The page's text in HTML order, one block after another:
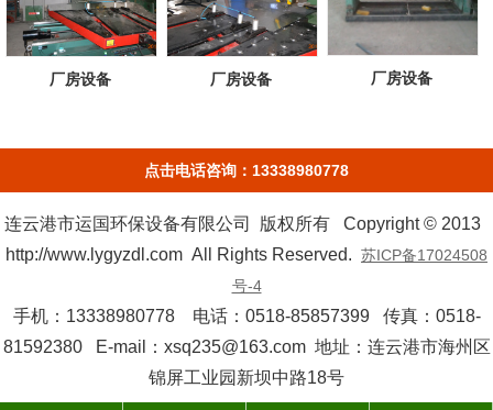
厂房设备 厂房设备 厂房设备
点击电话咨询：13338980778
连云港市运国环保设备有限公司 版权所有 Copyright © 2013
http://www.lygyzdl.com All Rights Reserved. 苏ICP备17024508
号-4
手机：13338980778 电话：0518-85857399 传真：0518-
81592380 E-mail：xsq235@163.com 地址：连云港市海州区
锦屏工业园新坝中路18号